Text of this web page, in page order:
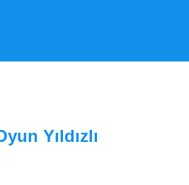
Yıldızlı